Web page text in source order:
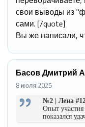
свои выводы из
сами. [/quote]
Вы же написали,
Басов Дмитрий
8 июля 2025
№2 | Лена
Опыт
показался